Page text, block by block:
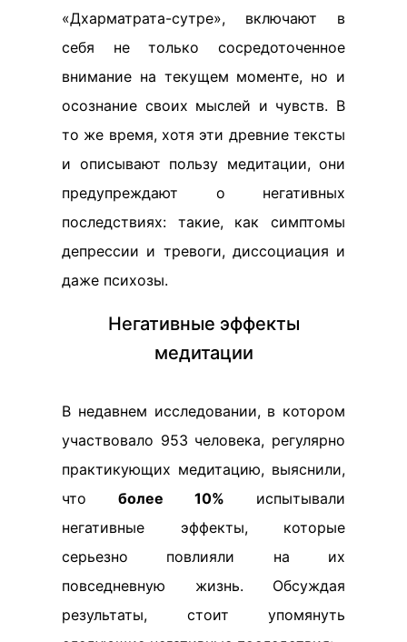
«Дхарматрата-сутре», включают в
себя не только сосредоточенное
внимание на текущем моменте, но и
осознание своих мыслей и чувств. В
то же время, хотя эти древние тексты
и описывают пользу медитации, они
предупреждают о негативных
последствиях: такие, как симптомы
депрессии и тревоги, диссоциация и
даже психозы.
Негативные эффекты
медитации
В недавнем исследовании, в котором
участвовало 953 человека, регулярно
практикующих медитацию, выяснили,
что более 10% испытывали
негативные эффекты, которые
серьезно повлияли на их
повседневную жизнь. Обсуждая
результаты, стоит упомянуть